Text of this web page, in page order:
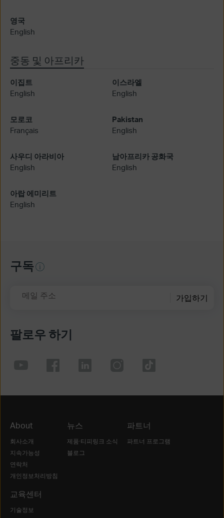
영국
English
중동 및 아프리카
이집트
English
이스라엘
English
모로코
Français
Pakistan
English
사우디 아라비아
English
남아프리카 공화국
English
아랍 에미리트
English
구독
메일 주소 가입하기
팔로우 하기
About
회사소개
지속가능성
연락처
개인정보처리방침
뉴스
제품·티피링크 소식
블로그
파트너
파트너 프로그램
교육센터
기술정보